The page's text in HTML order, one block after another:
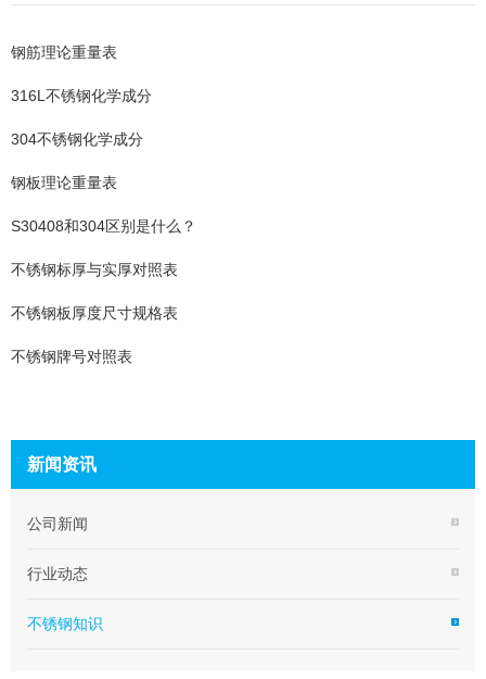
钢筋理论重量表
316L不锈钢化学成分
304不锈钢化学成分
钢板理论重量表
S30408和304区别是什么？
不锈钢标厚与实厚对照表
不锈钢板厚度尺寸规格表
不锈钢牌号对照表
新闻资讯
公司新闻
行业动态
不锈钢知识